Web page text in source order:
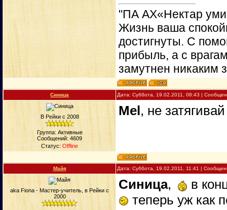
"ПА АХ«Нектар
Жизнь ваша
достигнуты. С
прибыль, а с
замутнен никаким
Синица Дата: Суббота, 19.02.2011, 08:43 |
В Рейки с 2008
Группа: Активные
Сообщений: 4609
Статус: Offline
Mel, не
Майя Дата: Суббота, 19.02.2011, 11:41 |
aka Fiona - Мастер-учитель, в Рейки с
2000
Синица,
в
теперь уж как